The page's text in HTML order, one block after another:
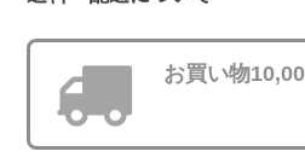
お買い物